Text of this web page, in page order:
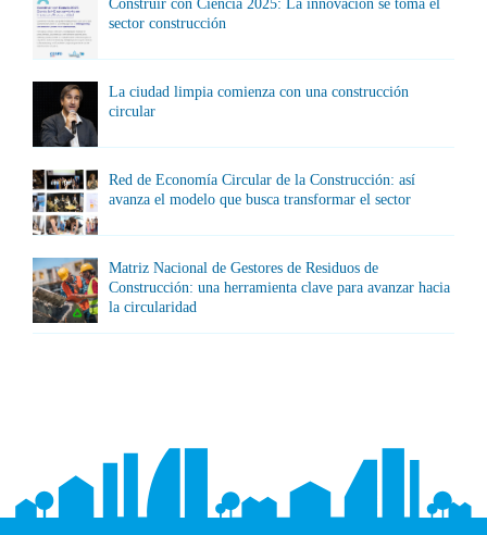
Construir con Ciencia 2025: La innovación se toma el
sector construcción
La ciudad limpia comienza con una construcción
circular
Red de Economía Circular de la Construcción: así
avanza el modelo que busca transformar el sector
Matriz Nacional de Gestores de Residuos de
Construcción: una herramienta clave para avanzar hacia
la circularidad